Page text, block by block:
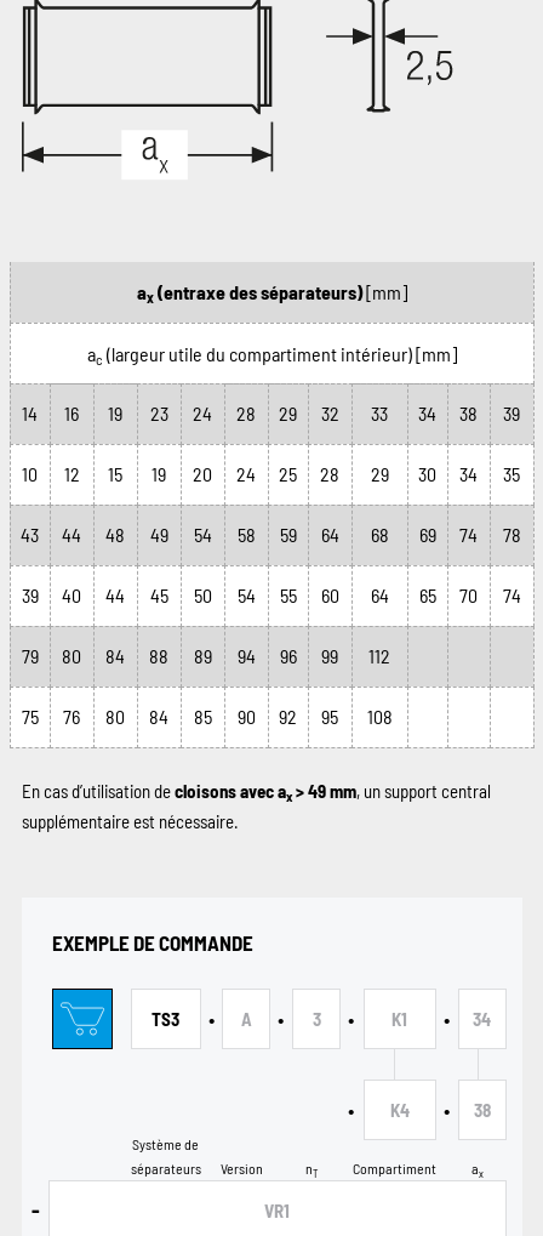
ax(entraxe des séparateurs)[mm]
ac (largeur utile du compartiment intérieur)[mm]
14 16 19 23 24 28 29 32 33 34 38 39
10 12 15 19 20 24 25 28 29 30 34 35
43 44 48 49 54 58 59 64 68 69 74 78
39 40 44 45 50 54 55 60 64 65 70 74
79 80 84 88 89 94 96 99 112
75 76 80 84 85 90 92 95 108
En cas d’utilisation decloisons avec ax> 49 mm, un support central
supplémentaire est nécessaire.
EXEMPLE DE COMMANDE
TS3
Système de
séparateurs
• A
Version
• 3
nT
• K1
• K4
Compartiment
• 34
• 38
ax
- VR1